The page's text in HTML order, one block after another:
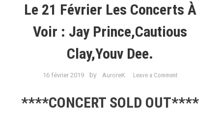
Le 21 Février Les Concerts À
Voir : Jay Prince,Cautious
Clay,Youv Dee.
16 février 2019 by AuroreK Leave a Commenton
21
****CONCERT SOLD OUT****